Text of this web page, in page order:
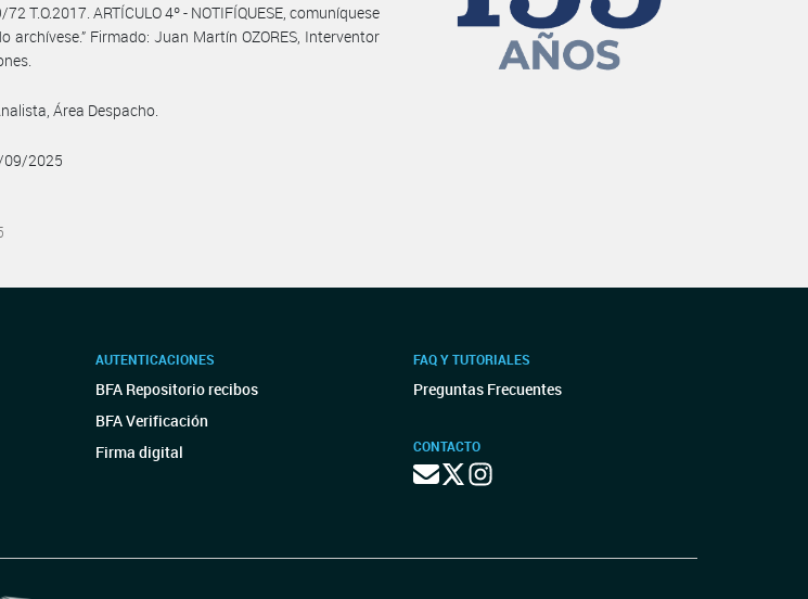
T.O.2017. ARTÍCULO 4º - NOTIFÍQUESE, comuníquese
archívese.” Firmado: Juan Martín OZORES, Interventor
Área Despacho.
09/2025
AUTENTICACIONES
BFA Repositorio recibos
BFA Verificación
Firma digital
FAQ Y TUTORIALES
Preguntas Frecuentes
CONTACTO